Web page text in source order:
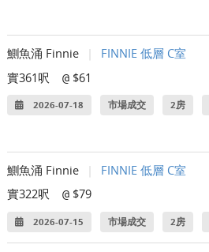
鰂魚涌 Finnie
FINNIE 低層 C室
實361呎
@ $61
2026-07-18 市場成交 2房
鰂魚涌 Finnie
FINNIE 低層 C室
實322呎
@ $79
2026-07-15 市場成交 2房